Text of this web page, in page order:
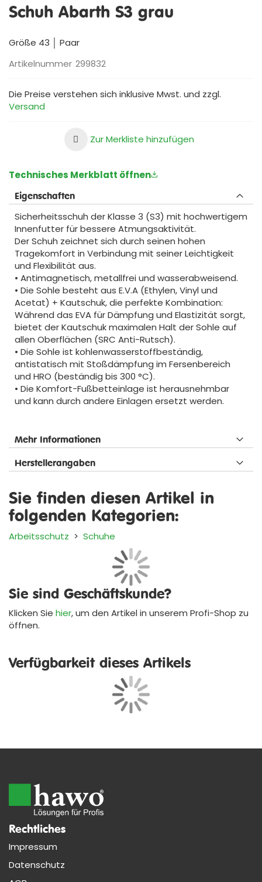
der
Schuh Abarth S3 grau
Größe 43 │ Paar
Artikelnummer 299832
Die Preise verstehen sich inklusive Mwst. und zzgl.
Versand
Zur Merkliste hinzufügen
Technisches Merkblatt öffnen
Sie sind Geschäftskunde?
Klicken Sie hier, um den Artikel in unserem Profi-Shop zu
öffnen.
Verfügbarkeit dieses Artikels
Eigenschaften
Sicherheitsschuh der Klasse 3 (S3) mit hochwertigem
Innenfutter für bessere Atmungsaktivität.
Der Schuh zeichnet sich durch seinen hohen
Tragekomfort in Verbindung mit seiner Leichtigkeit
und Flexibilität aus.
• Antimagnetisch, metallfrei und wasserabweisend.
• Die Sohle besteht aus E.V.A (Ethylen, Vinyl und
Acetat) + Kautschuk, die perfekte Kombination:
Während das EVA für Dämpfung und Elastizität sorgt,
bietet der Kautschuk maximalen Halt der Sohle auf
allen Oberflächen (SRC Anti-Rutsch).
• Die Sohle ist kohlenwasserstoffbeständig,
antistatisch mit Stoßdämpfung im Fersenbereich
und HRO (beständig bis 300 °C).
• Die Komfort-Fußbetteinlage ist herausnehmbar
und kann durch andere Einlagen ersetzt werden.
Mehr Informationen
Herstellerangaben
Sie finden diesen Artikel in
folgenden Kategorien:
Arbeitsschutz > Schuhe
Rechtliches
Impressum
Datenschutz